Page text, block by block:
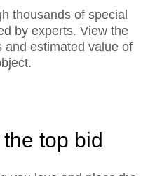
thousands of special
by experts. View the
and estimated value of
top bid